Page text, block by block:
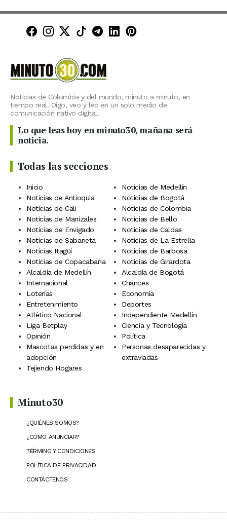
Minuto30 en Facebook
Minuto30 en Instagram
Minuto30 en X (Twitter)
Minuto30 en TikTok
Canal de Minuto30 en
Minuto30 en LinkedIn
Minuto30 en
Noticias de Colombia y del mundo, minuto a minuto, en
tiempo real. Oigo, veo y leo en un solo medio de
comunicación nativo digital.
Lo que leas hoy en minuto30, mañana será
noticia.
Todas las secciones
Inicio
Noticias de Medellín
Noticias de Antioquia
Noticias de Bogotá
Noticias de Cali
Noticias de Colombia
Noticias de Manizales
Noticias de Bello
Noticias de Envigado
Noticias de Caldas
Noticias de Sabaneta
Noticias de La Estrella
Noticias Itagüí
Noticias de Barbosa
Noticias de Copacabana
Noticias de Girardota
Alcaldía de Medellín
Alcaldía de Bogotá
Internacional
Chances
Loterías
Economía
Entretenimiento
Deportes
Atlético Nacional
Independiente Medellín
Liga Betplay
Ciencia y Tecnología
Opinión
Política
Mascotas perdidas y en
adopción
Personas desaparecidas y
extraviadas
Tejiendo Hogares
Minuto30
¿QUIÉNES SOMOS?
¿CÓMO ANUNCIAR?
TÉRMINO Y CONDICIONES
POLÍTICA DE PRIVACIDAD
CONTÁCTENOS